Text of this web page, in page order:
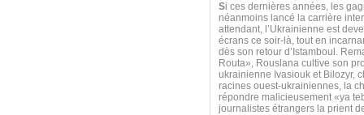
Si ces dernières années, les
néanmoins lancé la carrière
attendant, l’Ukrainienne est
écrans ce soir-là, tout en
dès son retour d’Istamboul.
Routa», Rouslana cultive son
ukrainienne Ivasiouk et Bilozyr,
racines ouest-ukrainiennes, la
répondre malicieusement «ya
journalistes étrangers la prient